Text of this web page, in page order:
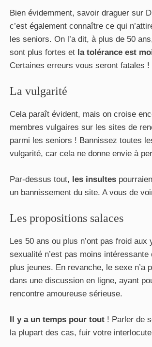
Bien évidemment, savoir draguer sur
c’est également connaître ce qui
les seniors. On l’a dit, à plus de 50
sont plus fortes et la tolérance est
Certaines erreurs vous seront fatales !
La vulgarité
Cela paraît évident, mais on croise
membres vulgaires sur les sites de
parmi les seniors ! Bannissez toutes
vulgarité, car cela ne donne envie à
Par-dessus tout, les insultes
un bannissement du site. A vous de
Les propositions salaces
Les 50 ans ou plus n’ont pas froid aux
sexualité n’est pas moins intéressante
plus jeunes. En revanche, le sexe n’a
dans une discussion en ligne, ayant
rencontre amoureuse sérieuse.
Il y a un temps pour tout ! Parler de
la plupart des cas, fuir votre